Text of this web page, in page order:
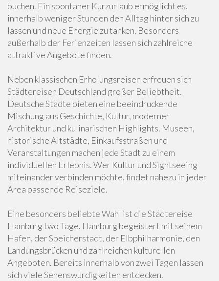
buchen. Ein spontaner Kurzurlaub ermöglicht es,
innerhalb weniger Stunden den Alltag hinter sich zu
lassen und neue Energie zu tanken. Besonders
außerhalb der Ferienzeiten lassen sich zahlreiche
attraktive Angebote finden.
Neben klassischen Erholungsreisen erfreuen sich
Städtereisen Deutschland großer Beliebtheit.
Deutsche Städte bieten eine beeindruckende
Mischung aus Geschichte, Kultur, moderner
Architektur und kulinarischen Highlights. Museen,
historische Altstädte, Einkaufsstraßen und
Veranstaltungen machen jede Stadt zu einem
individuellen Erlebnis. Wer Kultur und Sightseeing
miteinander verbinden möchte, findet nahezu in jeder
Area passende Reiseziele.
Eine besonders beliebte Wahl ist die Städtereise
Hamburg two Tage. Hamburg begeistert mit seinem
Hafen, der Speicherstadt, der Elbphilharmonie, den
Landungsbrücken und zahlreichen kulturellen
Angeboten. Bereits innerhalb von zwei Tagen lassen
sich viele Sehenswürdigkeiten entdecken.